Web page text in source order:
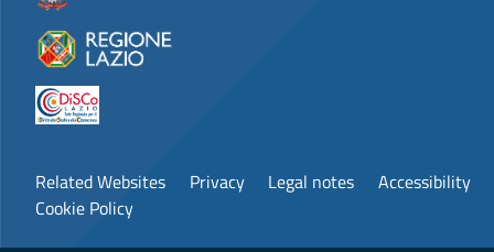
Related Websites Privacy Legal notes
Accessibility
Cookie Policy